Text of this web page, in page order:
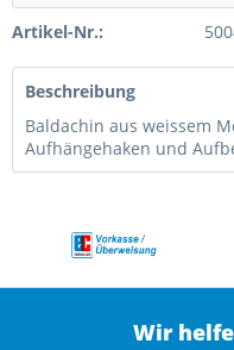
Artikel-Nr.:
Beschreibung
Baldachin aus weissem
Aufhängehaken und
Wir